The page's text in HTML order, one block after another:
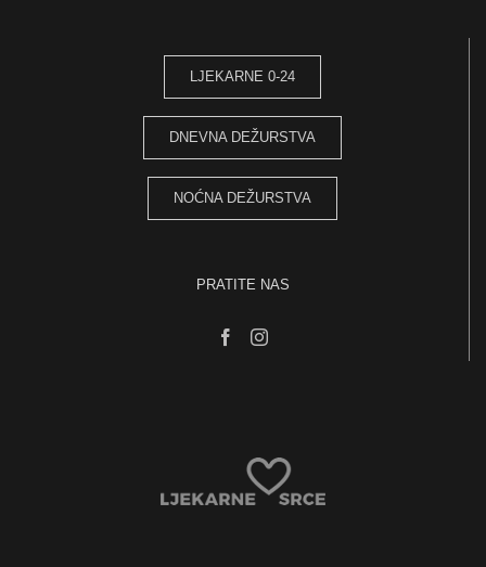
LJEKARNE 0-24
DNEVNA DEŽURSTVA
NOĆNA DEŽURSTVA
PRATITE NAS